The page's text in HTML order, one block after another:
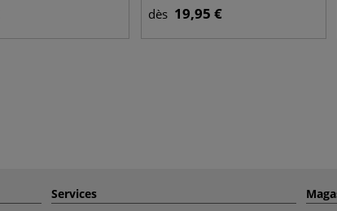
dès 19,95 €
Services